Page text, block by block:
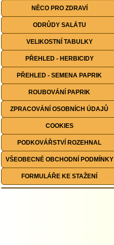
NĚCO PRO ZDRAVÍ
ODRŮDY SALÁTU
VELIKOSTNÍ TABULKY
PŘEHLED - HERBICIDY
PŘEHLED - SEMENA PAPRIK
ROUBOVÁNÍ PAPRIK
ZPRACOVÁNÍ OSOBNÍCH ÚDAJŮ
COOKIES
PODKOVÁŘSTVÍ ROZEHNAL
VŠEOBECNÉ OBCHODNÍ PODMÍNKY
FORMULÁŘE KE STAŽENÍ